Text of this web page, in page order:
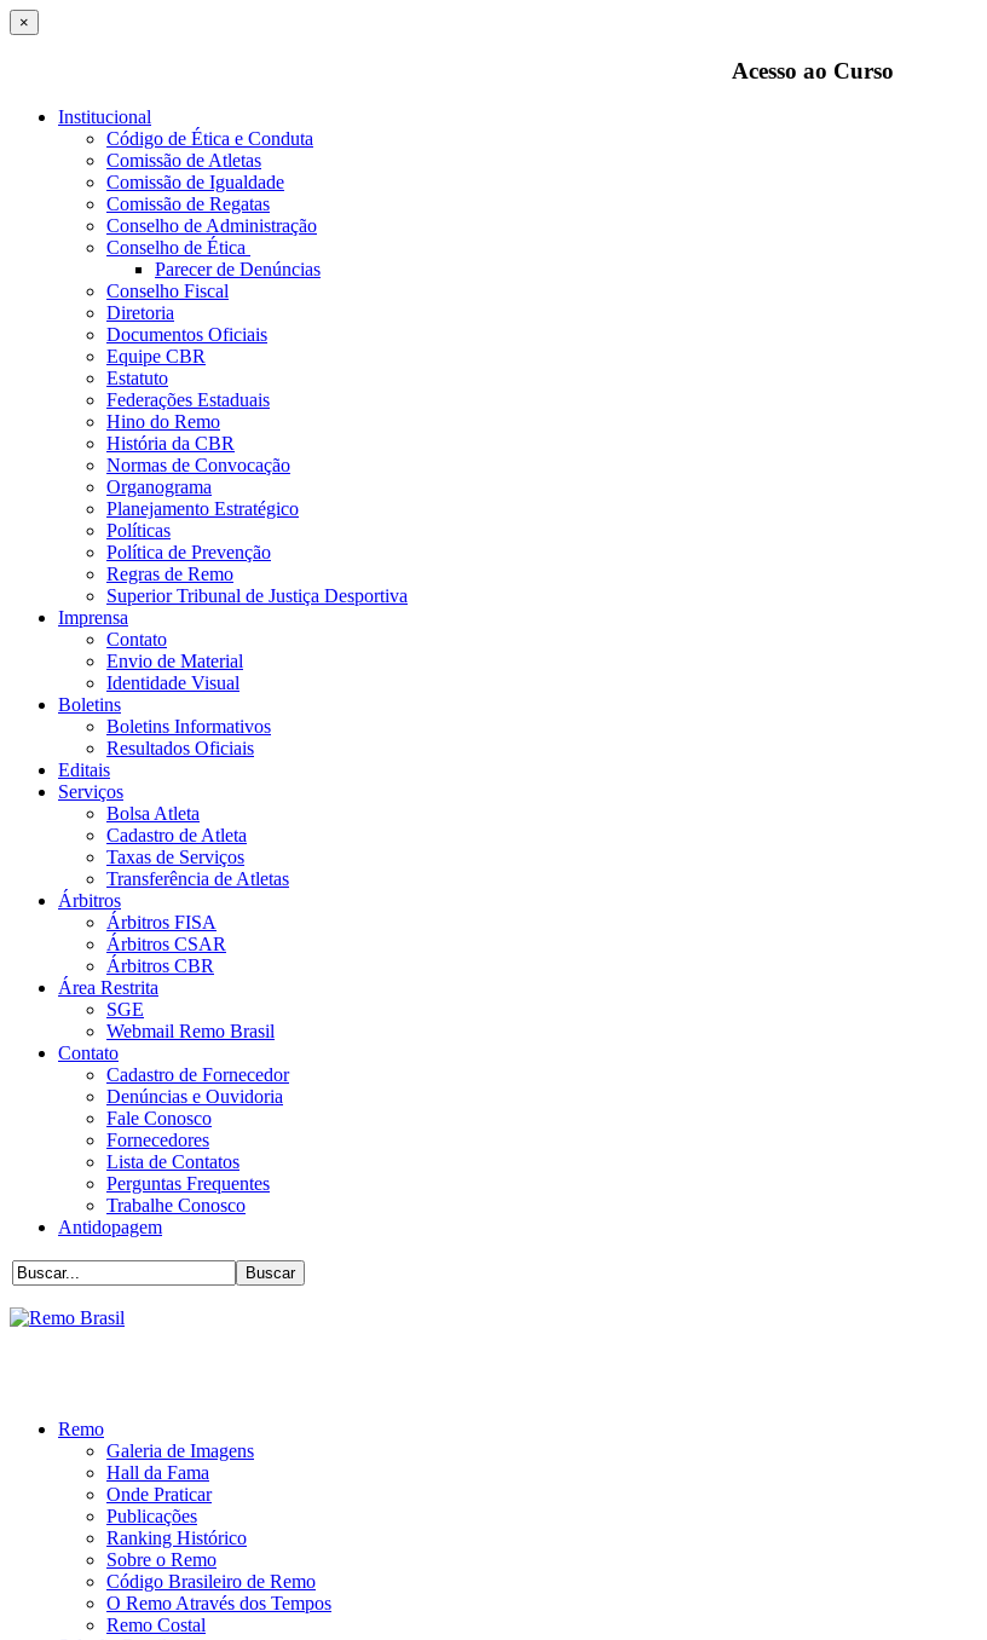
×
Acesso ao Curso
Institucional
Código de Ética e Conduta
Comissão de Atletas
Comissão de Igualdade
Comissão de Regatas
Conselho de Administração
Conselho de Ética
Parecer de Denúncias
Conselho Fiscal
Diretoria
Documentos Oficiais
Equipe CBR
Estatuto
Federações Estaduais
Hino do Remo
História da CBR
Normas de Convocação
Organograma
Planejamento Estratégico
Políticas
Política de Prevenção
Regras de Remo
Superior Tribunal de Justiça Desportiva
Imprensa
Contato
Envio de Material
Identidade Visual
Boletins
Boletins Informativos
Resultados Oficiais
Editais
Serviços
Bolsa Atleta
Cadastro de Atleta
Taxas de Serviços
Transferência de Atletas
Árbitros
Árbitros FISA
Árbitros CSAR
Árbitros CBR
Área Restrita
SGE
Webmail Remo Brasil
Contato
Cadastro de Fornecedor
Denúncias e Ouvidoria
Fale Conosco
Fornecedores
Lista de Contatos
Perguntas Frequentes
Trabalhe Conosco
Antidopagem
Remo
Galeria de Imagens
Hall da Fama
Onde Praticar
Publicações
Ranking Histórico
Sobre o Remo
Código Brasileiro de Remo
O Remo Através dos Tempos
Remo Costal